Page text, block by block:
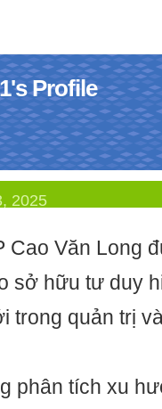
Profile
2025
Cao Văn Long
sở hữu tư duy
trong quản trị
phân tích xu